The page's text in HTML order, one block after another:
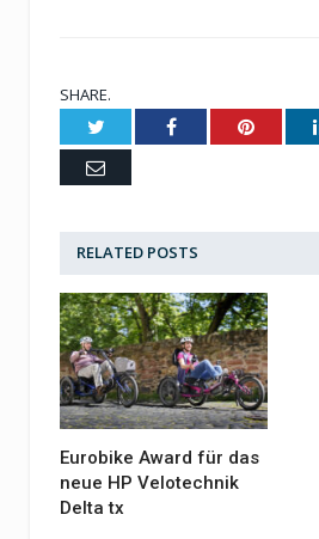
SHARE.
Twitter Facebook Pinterest
Email
RELATED POSTS
Eurobike Award für das
neue HP Velotechnik
Delta tx